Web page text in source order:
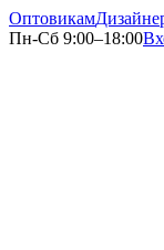
Оптовикам
Пн-Сб 9:00–18:00